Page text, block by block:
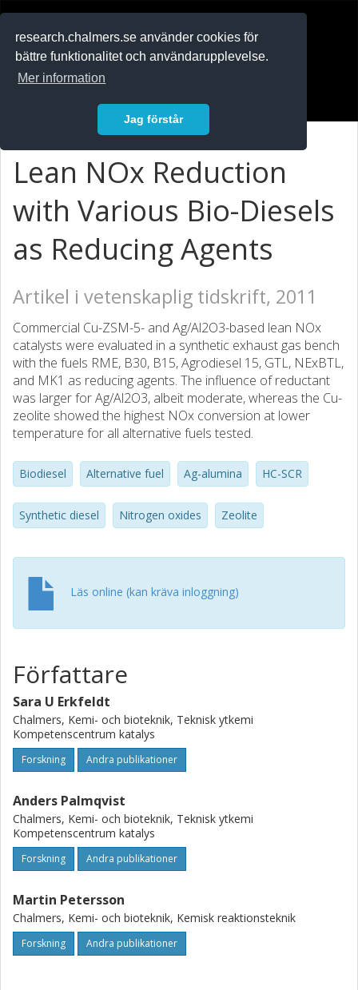
research.chalmers.se använder cookies för
bättre funktionalitet och användarupplevelse.
Mer information
Jag förstår
Lean NOx Reduction
with Various Bio-Diesels
as Reducing Agents
Artikel i vetenskaplig tidskrift, 2011
Commercial Cu-ZSM-5- and Ag/Al2O3-based lean NOx
catalysts were evaluated in a synthetic exhaust gas bench
with the fuels RME, B30, B15, Agrodiesel 15, GTL, NExBTL,
and MK1 as reducing agents. The influence of reductant
was larger for Ag/Al2O3, albeit moderate, whereas the Cu-
zeolite showed the highest NOx conversion at lower
temperature for all alternative fuels tested.
Biodiesel Alternative fuel Ag-alumina HC-SCR
Synthetic diesel Nitrogen oxides Zeolite
Läs online (kan kräva inloggning)
Författare
Sara U Erkfeldt
Chalmers, Kemi- och bioteknik, Teknisk ytkemi
Kompetenscentrum katalys
Forskning Andra publikationer
Anders Palmqvist
Chalmers, Kemi- och bioteknik, Teknisk ytkemi
Kompetenscentrum katalys
Forskning Andra publikationer
Martin Petersson
Chalmers, Kemi- och bioteknik, Kemisk reaktionsteknik
Forskning Andra publikationer